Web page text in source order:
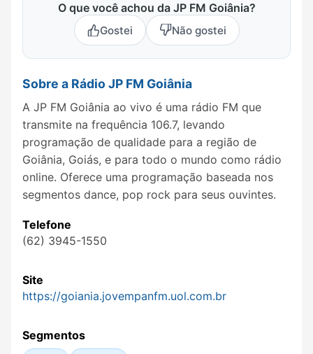
O que você achou da JP FM Goiânia?
Gostei Não gostei
Sobre a Rádio JP FM Goiânia
A JP FM Goiânia ao vivo é uma rádio FM que
transmite na frequência 106.7, levando
programação de qualidade para a região de
Goiânia, Goiás, e para todo o mundo como rádio
online. Oferece uma programação baseada nos
segmentos dance, pop rock para seus ouvintes.
Telefone
(62) 3945-1550
Site
https://goiania.jovempanfm.uol.com.br
Segmentos